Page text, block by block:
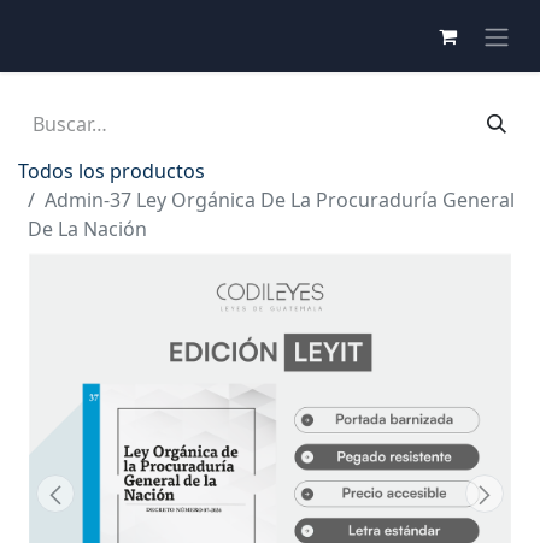
Todos los productos
Admin-37 Ley Orgánica De La Procuraduría General
De La Nación